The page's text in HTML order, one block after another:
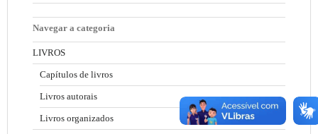
Navegar a categoria
LIVROS
Capítulos de livros
Livros autorais
Livros organizados